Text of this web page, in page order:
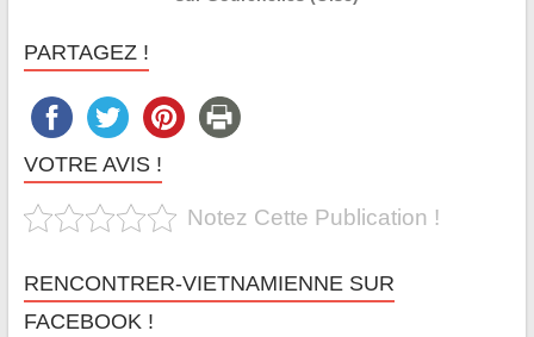
PARTAGEZ !
VOTRE AVIS !
Notez Cette Publication !
RENCONTRER-VIETNAMIENNE SUR
FACEBOOK !